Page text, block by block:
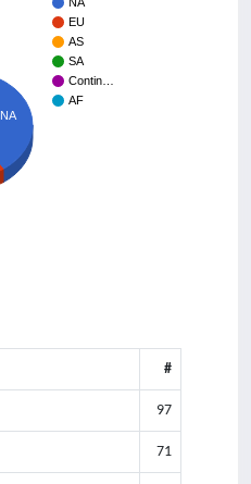
EU
AS
SA
Contin…
AF
NA
#
97
71